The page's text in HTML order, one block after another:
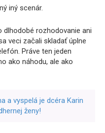
iný scenár.
dlhodobé rozhodovanie ani
veci začali skladať úplne
Práve ten jeden
ako náhodu, ale ako
a vyspelá je dcéra Karin
ženy!